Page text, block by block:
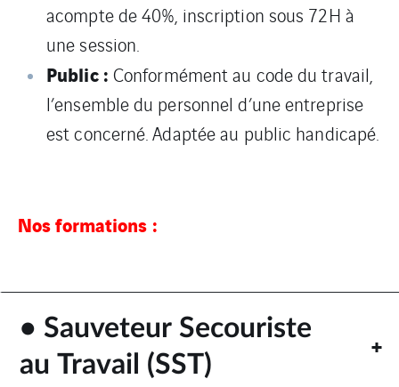
acompte de 40%, inscription sous 72H à
une session.
Public : Conformément au code du travail,
l’ensemble du personnel d’une entreprise
est concerné. Adaptée au public handicapé.
Nos formations :
• Sauveteur Secouriste
au Travail (SST)